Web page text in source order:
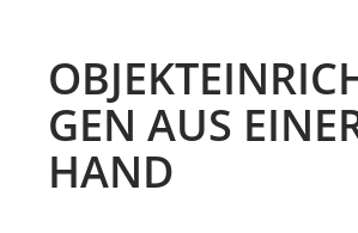
GEN AUS
HAND